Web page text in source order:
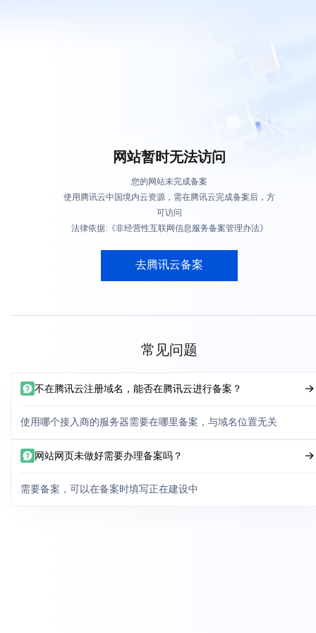
网站暂时无法访问
您的网站未完成备案
使用腾讯云中国境内云资源，需在腾讯云完成备案后，方
可访问
法律依据:《非经营性互联网信息服务备案管理办法》
去腾讯云备案
常见问题
不在腾讯云注册域名，能否在腾讯云进行备案？
使用哪个接入商的服务器需要在哪里备案，与域名位置无关
网站网页未做好需要办理备案吗？
需要备案，可以在备案时填写正在建设中